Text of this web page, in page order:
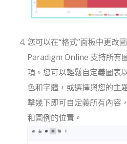
您可以在“格式”面板中更改
Paradigm Online 支持所有
項。您可以輕鬆自定義圖表
色和字體，或選擇與您的主
擊幾下即可自定義所有內容
和圖例的位置。